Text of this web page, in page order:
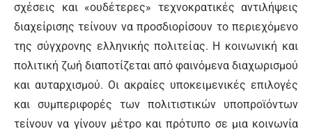
σχέσεις και «ουδέτερες» τεχνοκρατικές αντιλήψεις
διαχείρισης τείνουν να προσδιορίσουν το περιεχόμενο
της σύγχρονης ελληνικής πολιτείας. Η κοινωνική και
πολιτική ζωή διαποτίζεται από φαινόμενα διαχωρισμού
και αυταρχισμού. Οι ακραίες υποκειμενικές επιλογές
και συμπεριφορές των πολιτιστικών υποπροϊόντων
τείνουν να γίνουν μέτρο και πρότυπο σε μια κοινωνία